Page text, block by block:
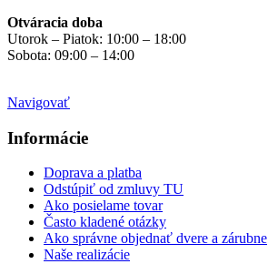
Otváracia doba
Utorok – Piatok: 10:00 – 18:00
Sobota: 09:00 – 14:00
Navigovať
Informácie
Doprava a platba
Odstúpiť od zmluvy TU
Ako posielame tovar
Často kladené otázky
Ako správne objednať dvere a zárubne
Naše realizácie